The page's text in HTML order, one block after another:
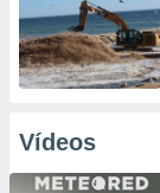
Vídeos